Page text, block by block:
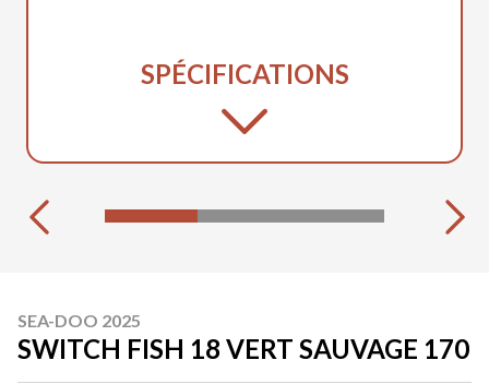
SPÉCIFICATIONS
SEA-DOO 2025
SWITCH FISH 18 VERT SAUVAGE 170